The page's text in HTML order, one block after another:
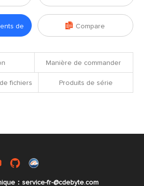
de  Compare
Manière de commander
fichiers Produits de série
：service-fr-@cdebyte.com